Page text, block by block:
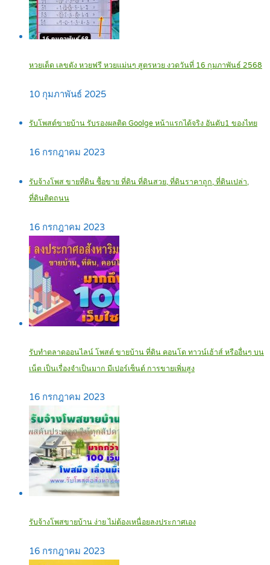
หวยเด็ด เลขดัง หวยฟรี หวยแม่นๆ สูตรหวย งวดวันที่ 16 กุมภาพันธ์ 2568
10 กุมภาพันธ์ 2025
รับโพสต์ขายบ้าน รับรองผลติด Goolge หน้าแรกได้จริง อันดับ1 ของไทย
16 กรกฎาคม 2023
รับจ้างโพส ขายที่ดิน ซื้อขาย ที่ดิน ที่ดินสวย, ที่ดินราคาถูก, ที่ดินเปล่า,
ที่ดินติดถนน
16 กรกฎาคม 2023
รับทำตลาดออนไลน์ โพสต์ ขายบ้าน ที่ดิน คอนโด ทาวน์เฮ้าส์ หรืออื่นๆ บน
เน็ต เป็นเรื่องจำเป็นมาก มีเปอร์เซ็นต์ การขายเพิ่มสูง
16 กรกฎาคม 2023
รับจ้างโพสขายบ้าน ง่าย ไม่ต้องเหนื่อยลงประกาศเอง‎
16 กรกฎาคม 2023